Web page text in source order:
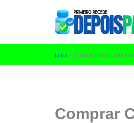
Início Comprar Cápsula para
Comprar